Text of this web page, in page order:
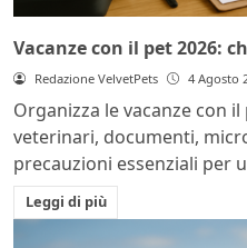
Vacanze con il pet 2026:
Redazione VelvetPets 4 Agosto
Organizza le vacanze con
veterinari, documenti,
precauzioni essenziali per
Leggi di più